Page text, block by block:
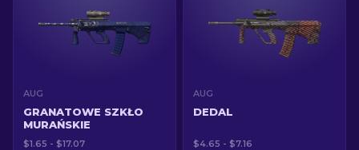
AUG
GRANATOWE SZKŁO
MURAŃSKIE
$1.65 - $17.07
AUG
DEDAL
$4.65 - $7.16